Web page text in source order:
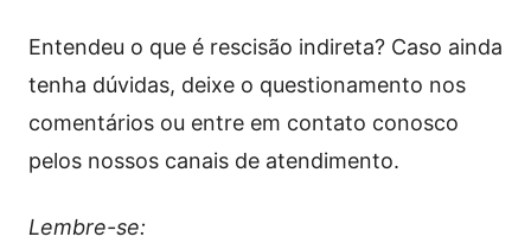
Entendeu o que é rescisão indireta? Caso ainda
tenha dúvidas, deixe o questionamento nos
comentários ou entre em contato conosco
pelos nossos canais de atendimento.
Lembre-se: